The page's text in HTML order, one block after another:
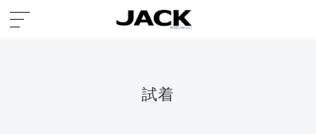
試着